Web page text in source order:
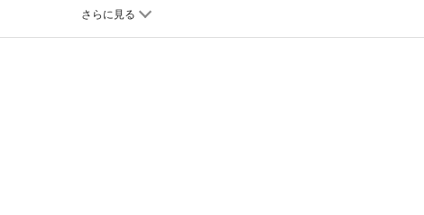
けして新世界・パリに飛び立った。人違いから世界的大富豪ガストン・マ